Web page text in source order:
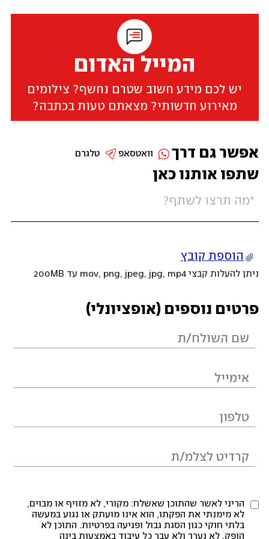
המייל האדום
יש לכם מידע חשוב שטרם נחשף? צילומים
מאירוע חדשותי? מצאתם טעות בכתבה?
שתפו אותנו כאן
הוספת קובץ
ניתן להעלות קבצי mov, png, jpeg, jpg, mp4 עד 200MB
פרטים נוספים (אופציונלי)
הריני לאשר שהתוכן שאשלח: מקורי, לא מזויף או מבוים,
לא מימנתי את הפקתו, הוא אינו מועתק או נגוע במעשה
בלתי חוקי כגון הסגת גבול ופגיעה בפרטיות. התוכן לא
הופק, לא נערך ולא עבר כל עיבוד באמצעות בינה
אפשר גם דרך טלגרם וואטסאפ